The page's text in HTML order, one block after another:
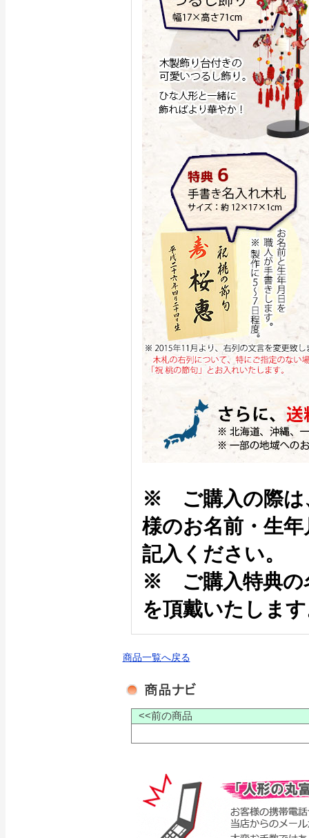
※ ご購入の際は
様のお名前・生
記入ください。
※ ご購入特典の
を頂戴いたしま
商品一覧へ戻る
<<前の商品